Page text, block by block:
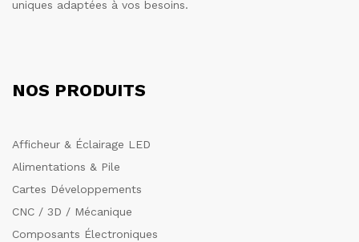
uniques adaptées à vos besoins.
NOS PRODUITS
Afficheur & Éclairage LED
Alimentations & Pile
Cartes Développements
CNC / 3D / Mécanique
Composants Électroniques